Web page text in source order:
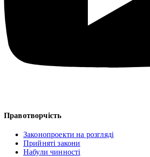
Правотворчість
Законопроекти на розгляді
Прийняті закони
Набули чинності